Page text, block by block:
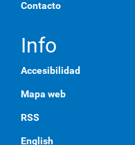
Contacto
Info
Accesibilidad
Mapa web
RSS
English